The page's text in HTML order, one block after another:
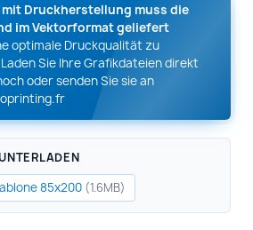
Druckherstellung muss die
im Vektorformat geliefert
optimale Druckqualität zu
Sie Ihre Grafikdateien direkt
oder senden Sie sie an
85x200 (1.6MB)